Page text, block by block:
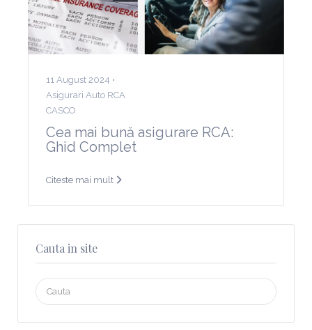
11 August 2024 •
Asigurari Auto RCA
CASCO
Cea mai bună asigurare RCA:
Ghid Complet
Citeste mai mult
Cauta in site
Search
for: